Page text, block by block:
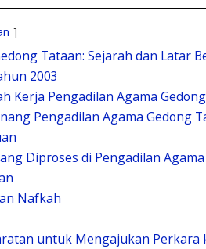
Tataan: Sejarah dan Latar
2003
Kerja Pengadilan Agama
Pengadilan Agama Gedong
Diproses di Pengadilan
Nafkah
untuk Mengajukan Perkara